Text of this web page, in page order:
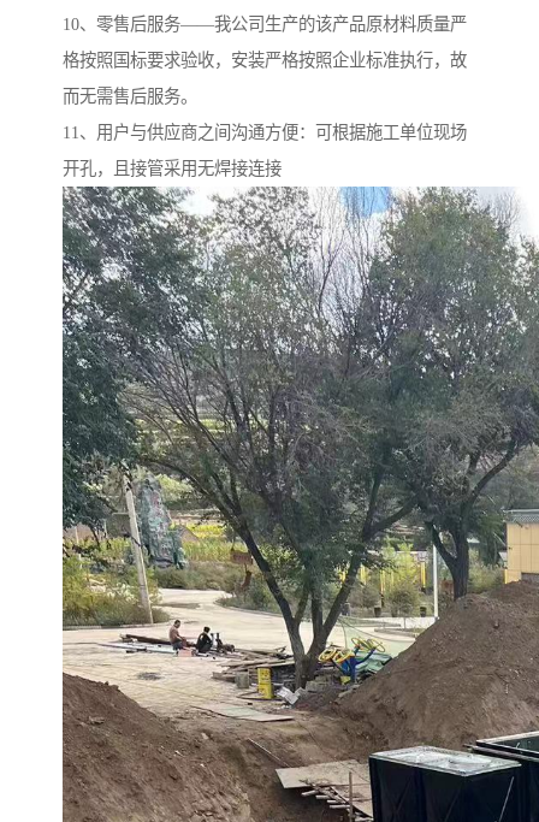
10、零售后服务——我公司生产的该产品原材料质量严
格按照国标要求验收，安装严格按照企业标准执行，故
而无需售后服务。
11、用户与供应商之间沟通方便：可根据施工单位现场
开孔，且接管采用无焊接连接